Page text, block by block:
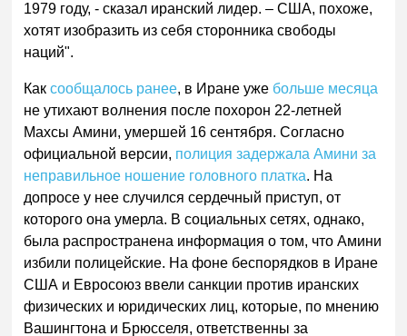
1979 году, - сказал иранский лидер. – США, похоже,
хотят изобразить из себя сторонника свободы
наций".
Каксообщалось ранее, в Иране уже больше месяца
не утихают волнения после похорон 22-летней
Махсы Амини, умершей 16 сентября. Согласно
официальной версии, полиция задержала Амини за
неправильное ношение головного платка. На
допросе у нее случился сердечный приступ, от
которого она умерла. В социальных сетях, однако,
была распространена информация о том, что Амини
избили полицейские. На фоне беспорядков в Иране
США и Евросоюз ввели санкции против иранских
физических и юридических лиц, которые, по мнению
Вашингтона и Брюсселя, ответственны за